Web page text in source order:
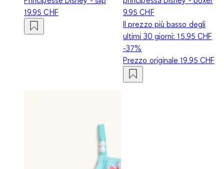
19.95 CHF
9.95 CHF
Il prezzo più basso degli
ultimi 30 giorni:15.95 CHF
-37%
Prezzo originale19.95 CHF